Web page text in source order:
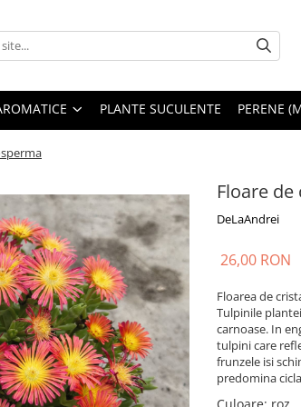
PLANTE SUCULENTE PERENE
Floare
DeLaAndrei
26,00 RON
Floarea de
Tulpinile
carnoase. In
tulpini care
frunzele isi
predomina